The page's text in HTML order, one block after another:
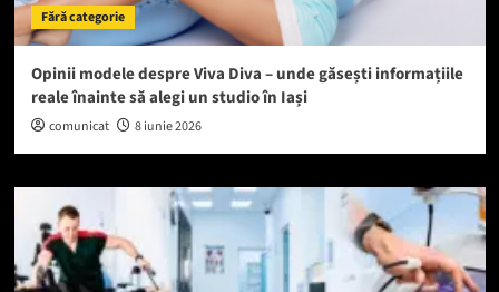
Fără categorie
Opinii modele despre Viva Diva – unde găsești informațiile
reale înainte să alegi un studio în Iași
comunicat 8 iunie 2026